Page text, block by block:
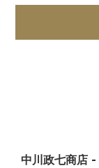
中川政七商店